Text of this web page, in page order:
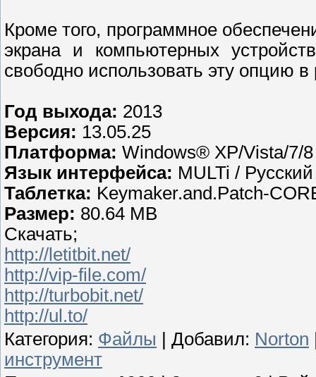
Кроме того, программное
экрана и компьютерных
свободно использовать эту опцию
Год выхода: 2013
Версия: 13.05.25
Платформа: Windows® XP/Vista/7/8
Язык интерфейса: MULTi / Русский
Таблетка: Keymaker.and.Patch-
Размер: 80.64 MB
Скачать;
http://letitbit.net/
http://vip-file.com/
http://turbobit.net/
http://ul.to/
Категория: Файлы Добавил: Norton
инструмент